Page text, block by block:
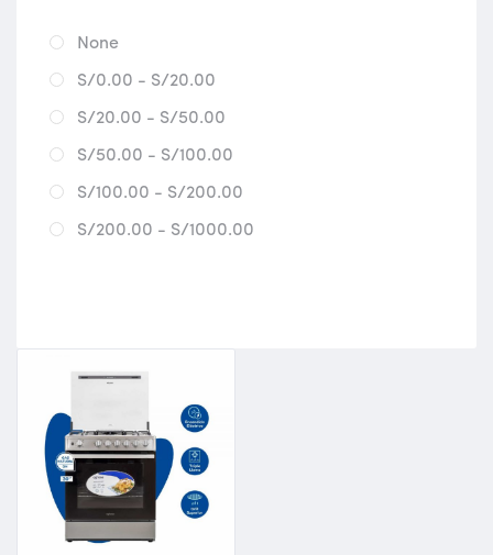
None
S/0.00 - S/20.00
S/20.00 - S/50.00
S/50.00 - S/100.00
S/100.00 - S/200.00
S/200.00 - S/1000.00